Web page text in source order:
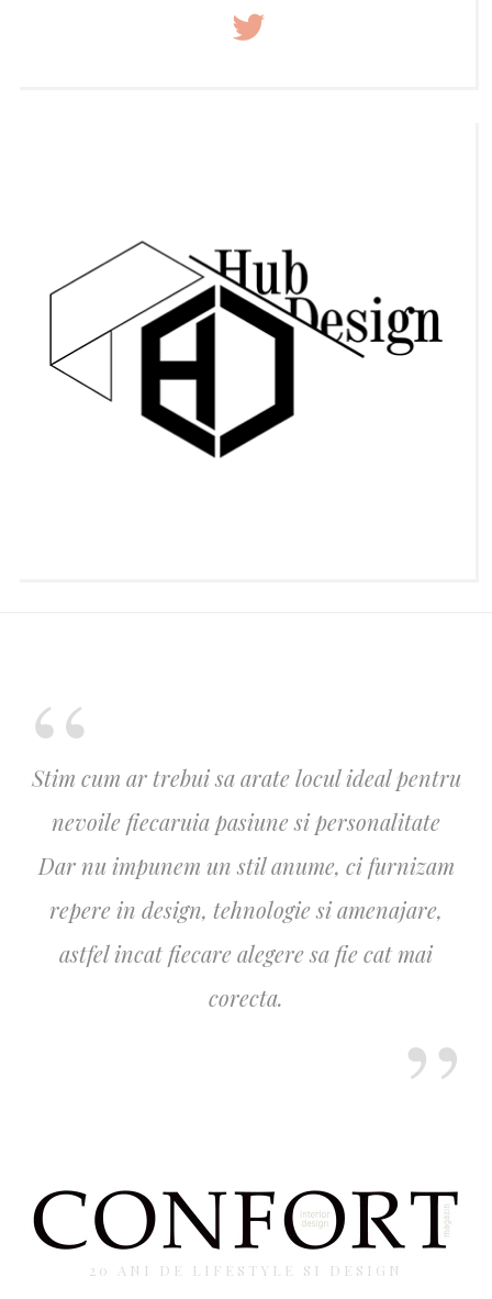
Stim cum ar trebui sa arate locul ideal pentru
nevoile fiecaruia pasiune si personalitate
Dar nu impunem un stil anume, ci furnizam
repere in design, tehnologie si amenajare,
astfel incat fiecare alegere sa fie cat mai
corecta.
20 ANI DE LIFESTYLE SI DESIGN